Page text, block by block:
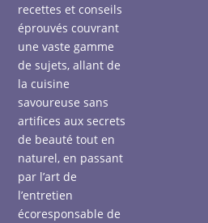
recettes et conseils
éprouvés couvrant
une vaste gamme
de sujets, allant de
la cuisine
savoureuse sans
artifices aux secrets
de beauté tout en
naturel, en passant
par l’art de
l’entretien
écoresponsable de